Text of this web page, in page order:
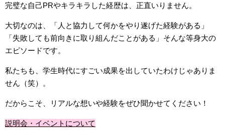
完璧な自己PRやキラキラした経歴は、正直いりません。
大切なのは、「人と協力して何かをやり遂げた経験がある」
「失敗しても前向きに取り組んだことがある」そんな等身大の
エピソードです。
私たちも、学生時代にすごい成果を出していたわけじゃありま
せん（笑）。
だからこそ、リアルな想いや経験をぜひ聞かせてください！
説明会・イベントについて